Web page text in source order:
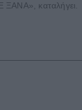
ΞΑΝΑ», καταλήγει.